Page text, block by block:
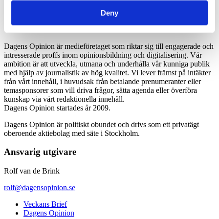
Deny
*Moms 6 procent tillkommer alla priser
Dagens Opinion är medieföretaget som riktar sig till engagerade och
intresserade proffs inom opinionsbildning och digitalisering. Vår
ambition är att utveckla, utmana och underhålla vår kunniga publik
med hjälp av journalistik av hög kvalitet. Vi lever främst på intäkter
från vårt innehåll, i huvudsak från betalande prenumeranter eller
temasponsorer som vill driva frågor, sätta agenda eller överföra
kunskap via vårt redaktionella innehåll.
Dagens Opinion startades år 2009.
Dagens Opinion är politiskt obundet och drivs som ett privatägt
oberoende aktiebolag med säte i Stockholm.
Ansvarig utgivare
Rolf van de Brink
rolf@dagensopinion.se
Veckans Brief
Dagens Opinion